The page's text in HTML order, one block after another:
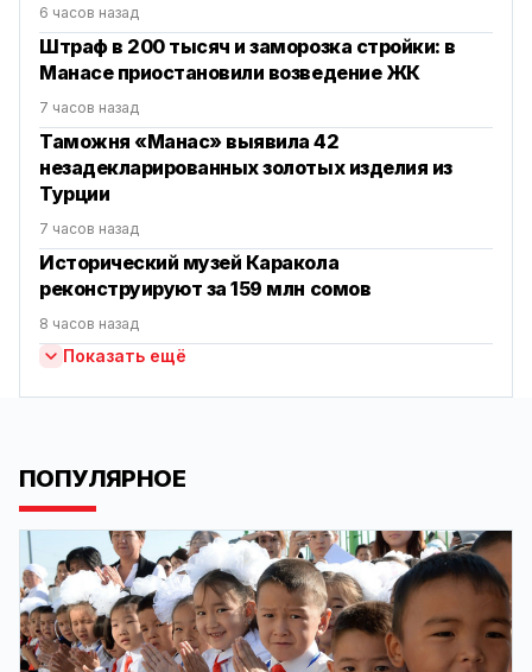
6 часов назад
Штраф в 200 тысяч и заморозка стройки: в
Манасе приостановили возведение ЖК
7 часов назад
Таможня «Манас» выявила 42
незадекларированных золотых изделия из
Турции
7 часов назад
Исторический музей Каракола
реконструируют за 159 млн сомов
8 часов назад
Показать ещё
ПОПУЛЯРНОЕ